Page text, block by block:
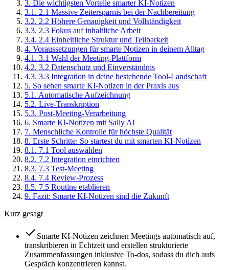
3. Die wichtigsten Vorteile smarter KI-Notizen
3.1 . 2.1 Massive Zeitersparnis bei der Nachbereitung
3.2. 2.2 Höhere Genauigkeit und Vollständigkeit
3.3. 2.3 Fokus auf inhaltliche Arbeit
3.4. 2.4 Einheitliche Struktur und Teilbarkeit
4. Voraussetzungen für smarte Notizen in deinem Alltag
4.1 . 3.1 Wahl der Meeting-Plattform
4.2. 3.2 Datenschutz und Einverständnis
4.3. 3.3 Integration in deine bestehende Tool-Landschaft
5. So sehen smarte KI-Notizen in der Praxis aus
5.1 . Automatische Aufzeichnung
5.2. Live-Transkription
5.3. Post-Meeting-Verarbeitung
6. Smarte KI-Notizen mit Sally AI
7. Menschliche Kontrolle für höchste Qualität
8. Erste Schritte: So startest du mit smarten KI-Notizen
8.1 . 7.1 Tool auswählen
8.2. 7.2 Integration einrichten
8.3. 7.3 Test-Meeting
8.4. 7.4 Review-Prozess
8.5. 7.5 Routine etablieren
9. Fazit: Smarte KI-Notizen sind die Zukunft
Kurz gesagt
Smarte KI-Notizen zeichnen Meetings automatisch auf,
transkribieren in Echtzeit und erstellen strukturierte
Zusammenfassungen inklusive To-dos, sodass du dich aufs
Gespräch konzentrieren kannst.